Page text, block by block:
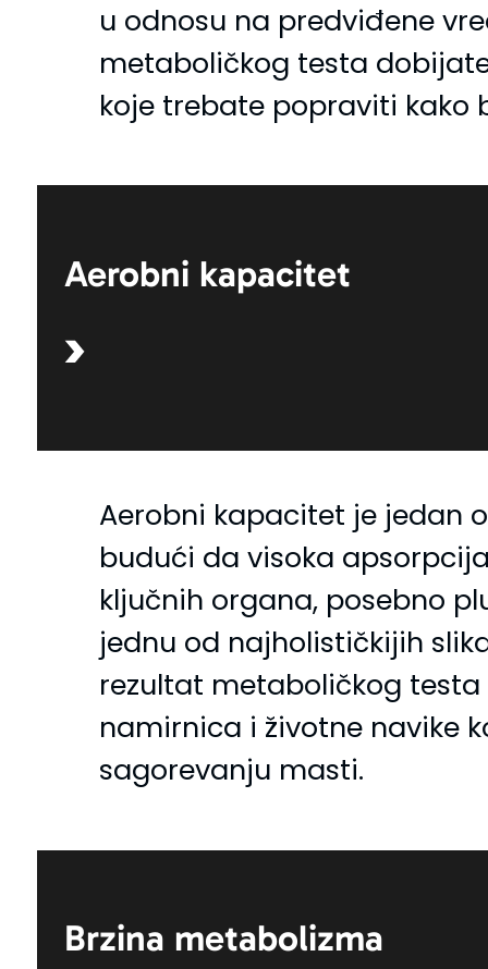
u odnosu na predviđene
metaboličkog testa
koje trebate popraviti kako
Aerobni kapacitet
Aerobni kapacitet je jedan
budući da visoka
ključnih organa, posebno
jednu od najholističkijih
rezultat metaboličkog
namirnica i životne navike
sagorevanju masti.
Brzina metabolizma